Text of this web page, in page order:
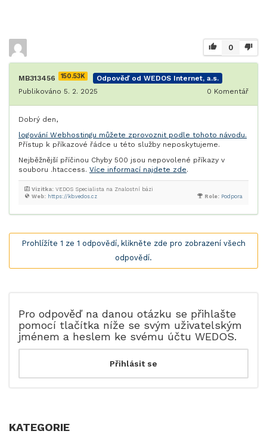
0
MB313456 150.53K
Odpověď od WEDOS Internet, a.s.
Publikováno 5. 2. 2025
0 Komentář
Dobrý den,
logování Webhostingu můžete zprovoznit podle tohoto návodu.
Přístup k příkazové řádce u této služby neposkytujeme.
Nejběžnější příčinou Chyby 500 jsou nepovolené příkazy v
souboru .htaccess. Více informací najdete zde.
Role: Podpora
Web: https://kb.vedos.cz
Vizitka: VEDOS Specialista na Znalostní bázi
Prohlížíte 1 ze 1 odpovědí, klikněte zde pro zobrazení všech
odpovědí.
Pro odpověď na danou otázku se přihlašte
pomocí tlačítka níže se svým uživatelským
jménem a heslem ke svému účtu WEDOS.
KATEGORIE